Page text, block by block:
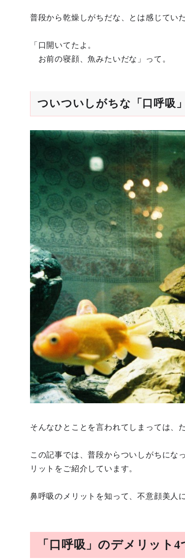
普段から乾燥しがちだな、とは感じてい
「口開いてたよ。
お前の寝顔、魚みたいだな」って。
ついついしがちな「口呼吸
そんなひとことを言われてしまっては、
この記事では、普段からついしがちにな
リットをご紹介しています。
鼻呼吸のメリットを知って、不意顔美人
「口呼吸」のデメリット4